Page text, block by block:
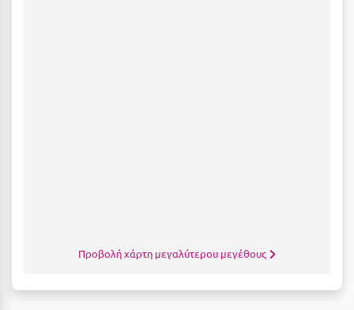
Προβολή χάρτη μεγαλύτερου μεγέθους